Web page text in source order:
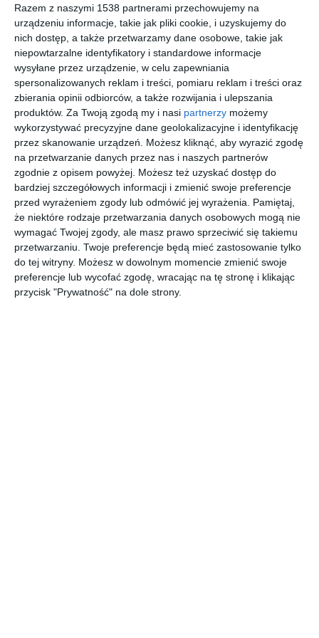
Razem z naszymi 1538 partnerami przechowujemy na
urządzeniu informacje, takie jak pliki cookie, i uzyskujemy do
nich dostęp, a także przetwarzamy dane osobowe, takie jak
niepowtarzalne identyfikatory i standardowe informacje
wysyłane przez urządzenie, w celu zapewniania
spersonalizowanych reklam i treści, pomiaru reklam i treści oraz
zbierania opinii odbiorców, a także rozwijania i ulepszania
produktów. Za Twoją zgodą my i nasi partnerzy możemy
wykorzystywać precyzyjne dane geolokalizacyjne i identyfikację
przez skanowanie urządzeń. Możesz kliknąć, aby wyrazić zgodę
na przetwarzanie danych przez nas i naszych partnerów
zgodnie z opisem powyżej. Możesz też uzyskać dostęp do
bardziej szczegółowych informacji i zmienić swoje preferencje
przed wyrażeniem zgody lub odmówić jej wyrażenia. Pamiętaj,
że niektóre rodzaje przetwarzania danych osobowych mogą nie
wymagać Twojej zgody, ale masz prawo sprzeciwić się takiemu
przetwarzaniu. Twoje preferencje będą mieć zastosowanie tylko
do tej witryny. Możesz w dowolnym momencie zmienić swoje
preferencje lub wycofać zgodę, wracając na tę stronę i klikając
przycisk "Prywatność" na dole strony.
Domowy warsztat
Dodaj do ulubionych
Przydomowy garaż z
warsztatem
Funkcjonalny garaż z
cegłą na ścianie
Projekt podwórka
przy domu